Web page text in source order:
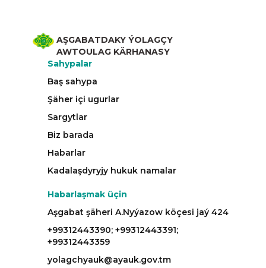
AŞGABATDAKY ÝOLAGÇY
AWTOULAG KÄRHANASY
Sahypalar
Baş sahypa
Şäher içi ugurlar
Sargytlar
Biz barada
Habarlar
Kadalaşdyryjy hukuk namalar
Habarlaşmak üçin
Aşgabat şäheri A.Nyýazow köçesi jaý 424
+99312443390; +99312443391;
+99312443359
yolagchyauk@ayauk.gov.tm